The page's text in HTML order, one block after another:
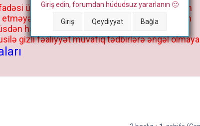
Giriş edin, forumdan hüdudsuz yararlanın 🙂
Giriş Qeydiyyat Bağla
üçün deyil, kənar niyyətlər, xüsusi proqram
etməyə cəhd göstərənlərin və istifadə edənlərin
haqqınızda bütün müvafiq tədbirlər böyük
gizli fəaliyyət müvafiq tədbirlərə əngəl